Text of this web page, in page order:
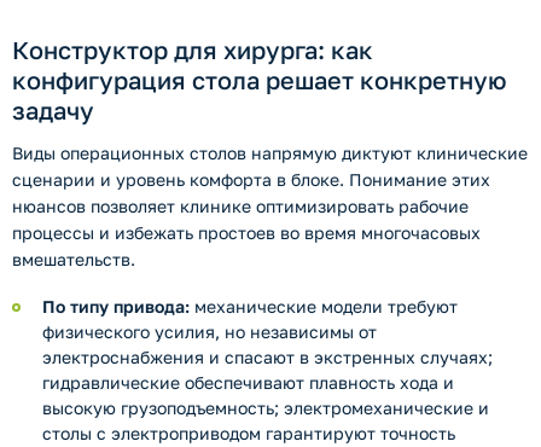
Конструктор для хирурга: как
конфигурация стола решает конкретную
задачу
Виды операционных столов напрямую диктуют клинические
сценарии и уровень комфорта в блоке. Понимание этих
нюансов позволяет клинике оптимизировать рабочие
процессы и избежать простоев во время многочасовых
вмешательств.
По типу привода: механические модели требуют
физического усилия, но независимы от
электроснабжения и спасают в экстренных случаях;
гидравлические обеспечивают плавность хода и
высокую грузоподъемность; электромеханические и
столы с электроприводом гарантируют точность